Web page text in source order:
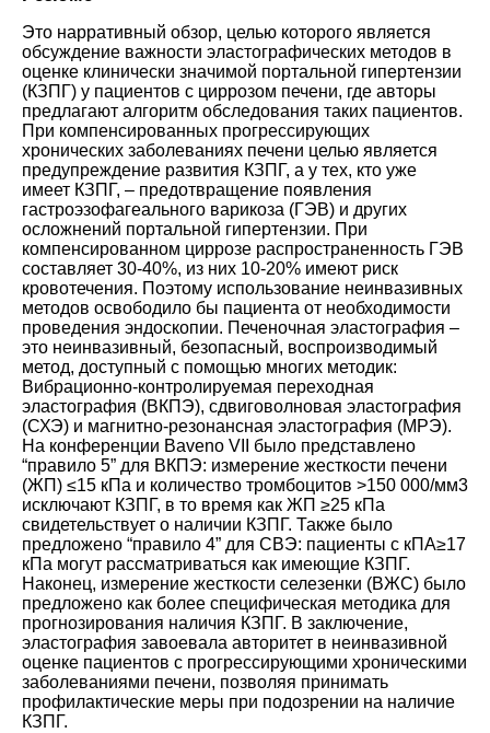
Это нарративный обзор, целью которого является
обсуждение важности эластографических методов в
оценке клинически значимой портальной гипертензии
(КЗПГ) у пациентов с циррозом печени, где авторы
предлагают алгоритм обследования таких пациентов.
При компенсированных прогрессирующих
хронических заболеваниях печени целью является
предупреждение развития КЗПГ, а у тех, кто уже
имеет КЗПГ, – предотвращение появления
гастроэзофагеального варикоза (ГЭВ) и других
осложнений портальной гипертензии. При
компенсированном циррозе распространенность ГЭВ
составляет 30-40%, из них 10-20% имеют риск
кровотечения. Поэтому использование неинвазивных
методов освободило бы пациента от необходимости
проведения эндоскопии. Печеночная эластография –
это неинвазивный, безопасный, воспроизводимый
метод, доступный с помощью многих методик:
Вибрационно-контролируемая переходная
эластография (ВКПЭ), сдвиговолновая эластография
(СХЭ) и магнитно-резонансная эластография (МРЭ).
На конференции Baveno VII было представлено
“правило 5” для ВКПЭ: измерение жесткости печени
(ЖП) ≤15 кПа и количество тромбоцитов >150 000/мм3
исключают КЗПГ, в то время как ЖП ≥25 кПа
свидетельствует о наличии КЗПГ. Также было
предложено “правило 4” для СВЭ: пациенты с кПА≥17
кПа могут рассматриваться как имеющие КЗПГ.
Наконец, измерение жесткости селезенки (ВЖС) было
предложено как более специфическая методика для
прогнозирования наличия КЗПГ. В заключение,
эластография завоевала авторитет в неинвазивной
оценке пациентов с прогрессирующими хроническими
заболеваниями печени, позволяя принимать
профилактические меры при подозрении на наличие
КЗПГ.